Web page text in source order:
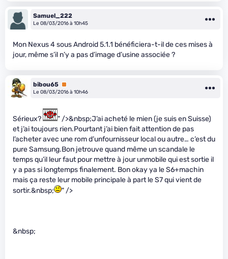
Samuel_222
Le 08/03/2016 à 10h45
Mon Nexus 4 sous Android 5.1.1 bénéficiera-t-il de ces mises à
jour, même s’il n’y a pas d’image d’usine associée ?
bibou65 Premium
Le 08/03/2016 à 10h46
Sérieux?
" />&nbsp;J’ai acheté le mien (je suis en Suisse)
et j’ai toujours rien.Pourtant j’ai bien fait attention de pas
l’acheter avec une rom d’unfournisseur local ou autre… c’est du
pure Samsung.Bon jetrouve quand même un scandale le
temps qu’il leur faut pour mettre à jour unmobile qui est sortie il
y a pas si longtemps finalement. Bon okay ya le S6+machin
mais ça reste leur mobile principale à part le S7 qui vient de
sortir.&nbsp;
" />
&nbsp;